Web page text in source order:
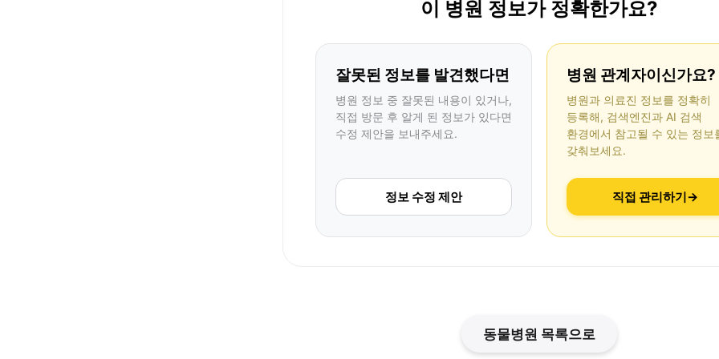
이 병원 정보가 정확한가요?
잘못된 정보를 발견했다면
병원 정보 중 잘못된 내용이 있거나,
직접 방문 후 알게 된 정보가 있다면
수정 제안을 보내주세요.
정보 수정 제안
병원 관계자이신가요?
병원과 의료진 정보를 정확히
등록해, 검색엔진과 AI 검색
환경에서 참고될 수 있는 정보
갖춰보세요.
직접 관리하기→
동물병원 목록으로